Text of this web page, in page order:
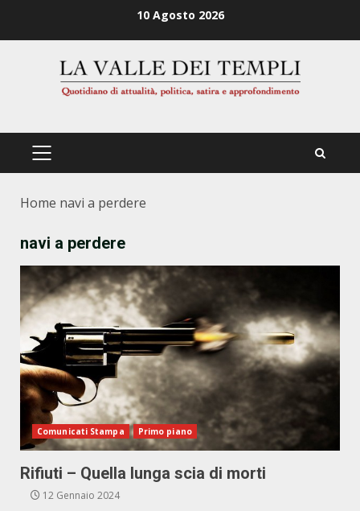
10 Agosto 2026
PRIMÄRES
Home navi a perdere
navi a perdere
Comunicati Stampa Primo piano
Rifiuti – Quella lunga scia di morti
12 Gennaio 2024